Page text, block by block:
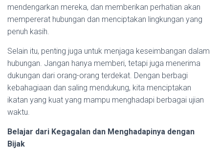
mendengarkan mereka, dan memberikan perhatian akan
mempererat hubungan dan menciptakan lingkungan yang
penuh kasih.
Selain itu, penting juga untuk menjaga keseimbangan dalam
hubungan. Jangan hanya memberi, tetapi juga menerima
dukungan dari orang-orang terdekat. Dengan berbagi
kebahagiaan dan saling mendukung, kita menciptakan
ikatan yang kuat yang mampu menghadapi berbagai ujian
waktu.
Belajar dari Kegagalan dan Menghadapinya dengan
Bijak